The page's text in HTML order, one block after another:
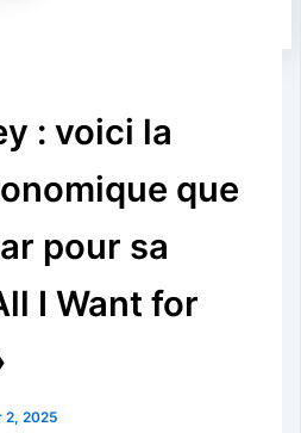
: voici la
que
pour sa
I Want for
2, 2025